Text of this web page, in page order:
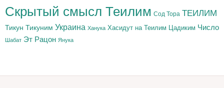
Скрытый смысл Теилим Сод Тора ТЕИЛИМ
Тикун Тикуним Украина Ханука Хасидут на Теилим Цадиким Число
Шабат Эт Рацон Янука